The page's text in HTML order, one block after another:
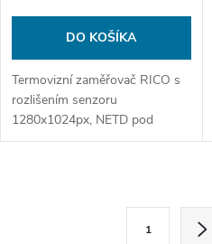
DO KOŠÍKA
Termovizní zaměřovač RICO s
rozlišením senzoru
1280x1024px, NETD pod
15mK, obnovovací frekvencí
1